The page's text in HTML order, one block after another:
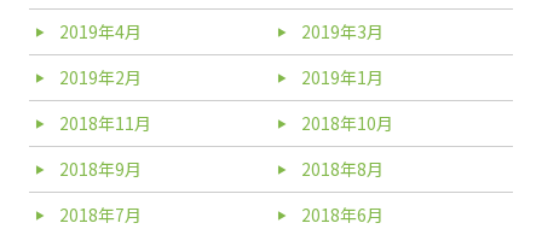
2019年4月
2019年3月
2019年2月
2019年1月
2018年11月
2018年10月
2018年9月
2018年8月
2018年7月
2018年6月